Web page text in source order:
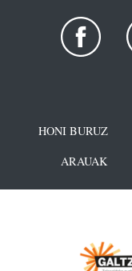
HONI BURUZ
ARAUAK